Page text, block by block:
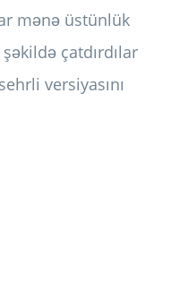
mənə üstünlük
çatdırdılar
versiyasını